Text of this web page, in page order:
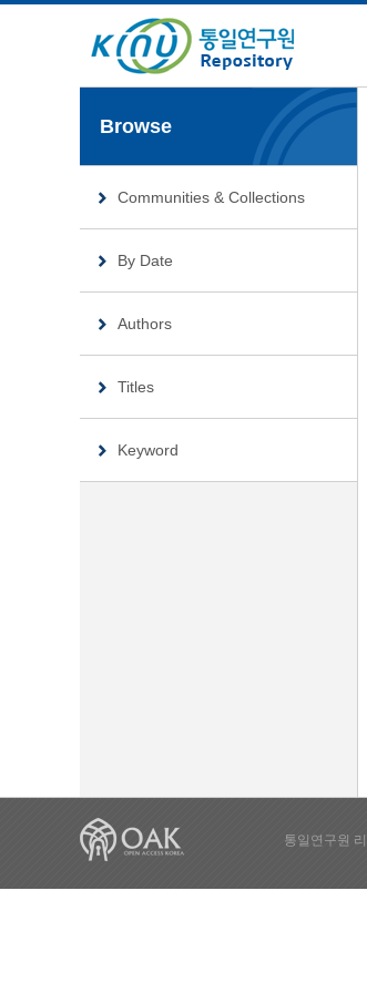
Browse
Communities & Collections
By Date
Authors
Titles
Keyword
통일연구원